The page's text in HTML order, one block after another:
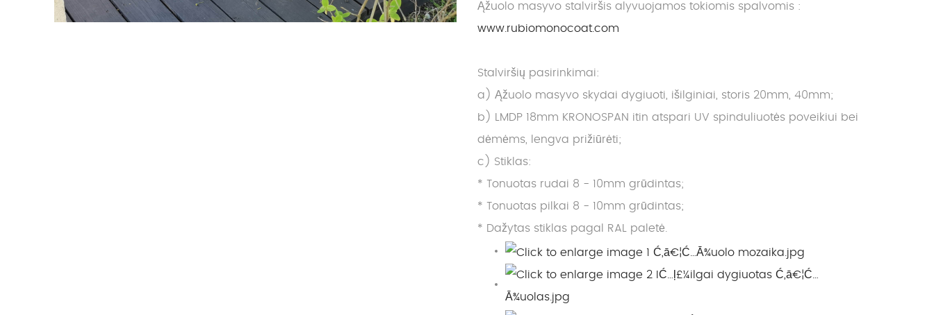
Ąžuolo masyvo stalviršis alyvuojamos tokiomis spalvomis :
www.rubiomonocoat.com
Stalviršių pasirinkimai:
a) Ąžuolo masyvo skydai dygiuoti, išilginiai, storis 20mm, 40mm;
b) LMDP 18mm KRONOSPAN itin atspari UV spinduliuotės poveikiui bei
dėmėms, lengva prižiūrėti;
c) Stiklas:
* Tonuotas rudai 8 - 10mm grūdintas;
* Tonuotas pilkai 8 - 10mm grūdintas;
* Dažytas stiklas pagal RAL paletė.